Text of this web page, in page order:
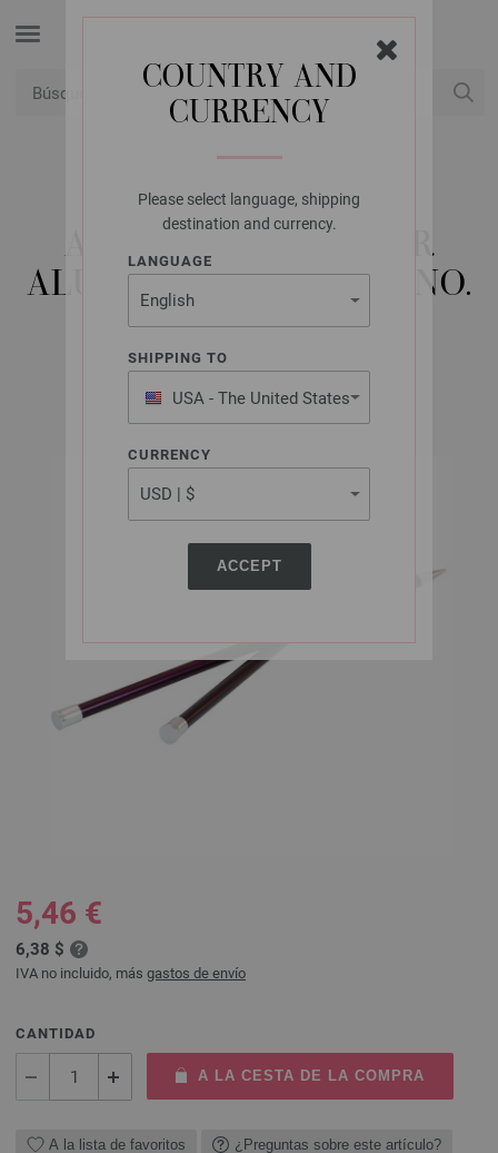
COUNTRY AND
CURRENCY
Please select language, shipping
destination and currency.
LANGUAGE
SHIPPING TO
USA - The United States
of America
CURRENCY
ACCEPT
LANA GROSSA
AGUJAS DE TRICOTAR
ALUMINIUM RAINBOW NO.
12,0
5,46 €
6,38 $
IVA no incluido, más gastos de envío
CANTIDAD
A LA CESTA DE LA COMPRA
A la lista de favoritos ¿Preguntas sobre este artículo?